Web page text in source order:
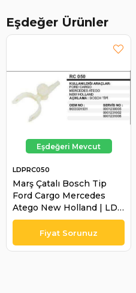
Eşdeğer Ürünler
Marş Çatalı Bosch Tip
Ford Cargo Mercedes
Atego New Holland | LDP
RC050
LDPRC050